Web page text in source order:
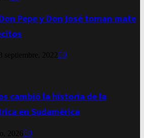
Pepe y Don José toman mate
septiembre, 2022 0
cambió la historia de la
en Sudamérica
2026 0